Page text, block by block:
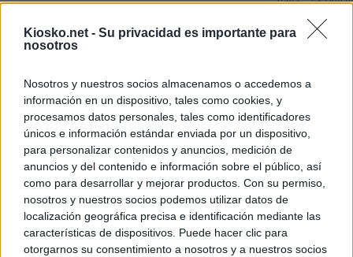
Kiosko.net - Su privacidad es importante para
nosotros
Nosotros y nuestros socios almacenamos o accedemos a
información en un dispositivo, tales como cookies, y
procesamos datos personales, tales como identificadores
únicos e información estándar enviada por un dispositivo,
para personalizar contenidos y anuncios, medición de
anuncios y del contenido e información sobre el público, así
como para desarrollar y mejorar productos. Con su permiso,
nosotros y nuestros socios podemos utilizar datos de
localización geográfica precisa e identificación mediante las
características de dispositivos. Puede hacer clic para
otorgarnos su consentimiento a nosotros y a nuestros socios
Última hora
tacha de
Sánchez
© Kiosko.net Aviso Legal Privacidad y Cookies